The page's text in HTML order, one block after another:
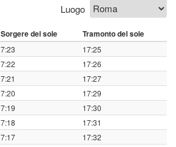
Luogo
Sorgere del sole Tramonto del sole
7:23
17:25
7:22
17:26
7:21
17:27
7:20
17:29
7:19
17:30
7:18
17:31
7:17
17:32